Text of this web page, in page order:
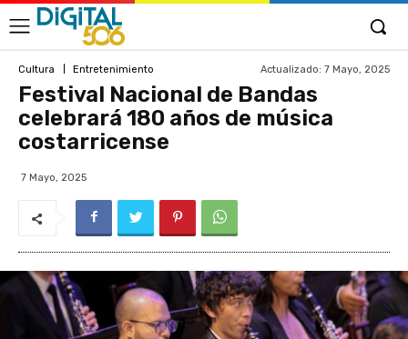
Cultura Entretenimiento Actualizado: 7 Mayo, 2025
Festival Nacional de Bandas
celebrará 180 años de música
costarricense
7 Mayo, 2025